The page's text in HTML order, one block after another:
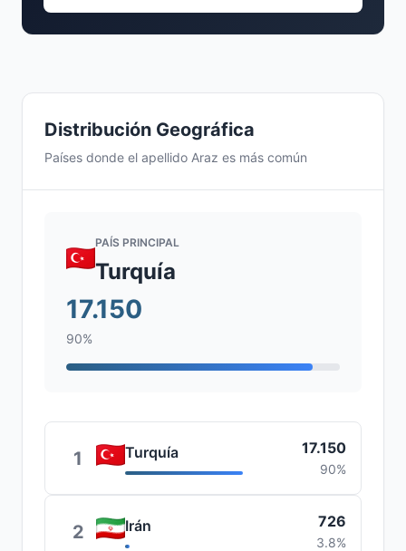
Distribución Geográfica
Países donde el apellido Araz es más común
PAÍS PRINCIPAL
Turquía
17.150
90%
1 Turquía 17.150
90%
2 Irán 726
3.8%